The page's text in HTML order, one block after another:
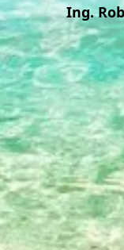
Ing.